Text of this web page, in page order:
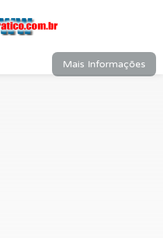
Mais Informações